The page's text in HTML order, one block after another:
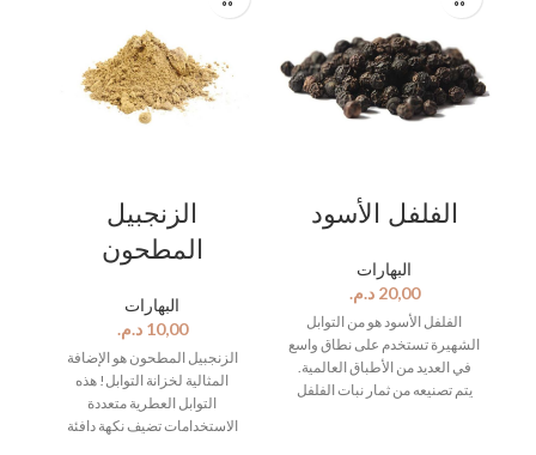
الزنجبيل
المطحون
البهارات
د.م.
الزنجبيل المطحون هو الإضافة
المثالية لخزانة التوابل! هذه
التوابل العطرية متعددة
الاستخدامات تضيف نكهة دافئة
الفلفل الأسود
البهارات
د.م.
الفلفل الأسود هو من التوابل
الشهيرة تستخدم على نطاق واسع
في العديد من الأطباق العالمية.
يتم تصنيعه من ثمار نبات الفلفل